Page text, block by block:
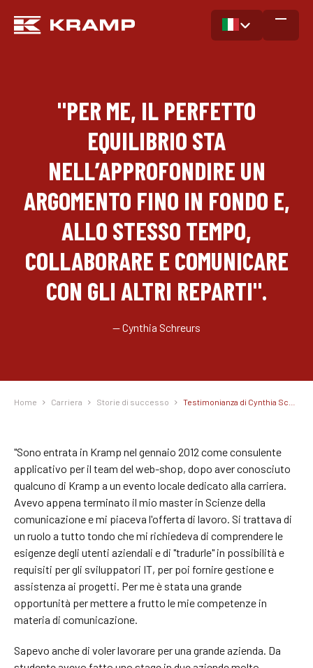
"PER ME, IL PERFETTO
EQUILIBRIO STA
NELL’APPROFONDIRE UN
ARGOMENTO FINO IN FONDO E,
ALLO STESSO TEMPO,
COLLABORARE E COMUNICARE
CON GLI ALTRI REPARTI".
— Cynthia Schreurs
Home Carriera Storie di successo
"Sono entrata in Kramp nel gennaio 2012 come consulente
applicativo per il team del web-shop, dopo aver conosciuto
qualcuno di Kramp a un evento locale dedicato alla carriera.
Avevo appena terminato il mio master in Scienze della
comunicazione e mi piaceva l'offerta di lavoro. Si trattava di
un ruolo a tutto tondo che mi richiedeva di comprendere le
esigenze degli utenti aziendali e di "tradurle" in possibilità e
requisiti per gli sviluppatori IT, per poi fornire gestione e
assistenza ai progetti. Per me è stata una grande
opportunità per mettere a frutto le mie competenze in
materia di comunicazione.
Sapevo anche di voler lavorare per una grande azienda. Da